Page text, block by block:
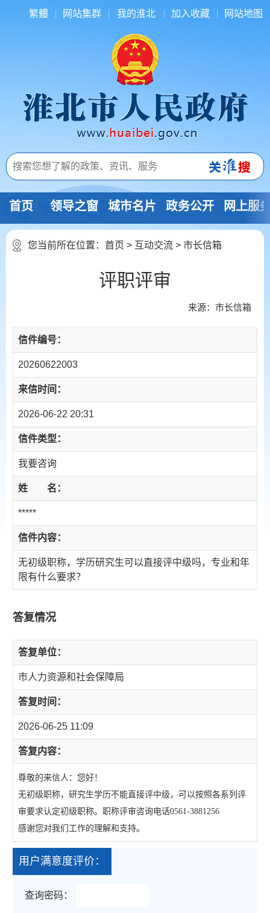
繁體 网站集群 我的淮北 加入收藏 网站地图
首页 领导之窗 城市名片 政务公开 网上服
您当前所在位置： 首页 > 互动交流 > 市长信箱
评职评审
来源：市长信箱
信件编号：
20260622003
来信时间：
2026-06-22 20:31
信件类型：
我要咨询
姓 名：
*****
信件内容：
无初级职称，学历研究生可以直接评中级吗，专业和年
限有什么要求？
答复情况
答复单位：
市人力资源和社会保障局
答复时间：
2026-06-25 11:09
答复内容：
尊敬的来信人：您好！
无初级职称，研究生学历不能直接评中级，可以按照各系列评
审要求认定初级职称。职称评审咨询电话0561-3881256
感谢您对我们工作的理解和支持。
用户满意度评价：
查询密码：